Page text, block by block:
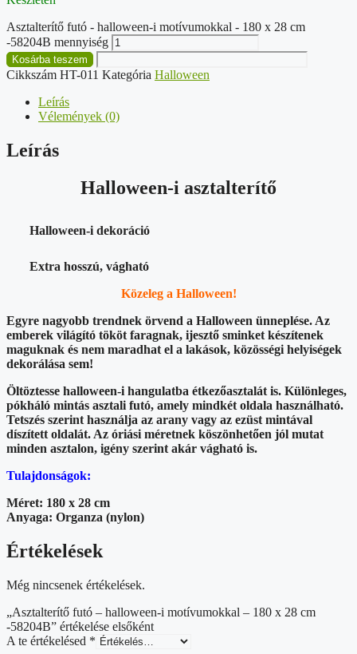
Asztalterítő futó - halloween-i motívumokkal - 180 x 28 cm
-58204B mennyiség
Kosárba teszem
Cikkszám HT-011 Kategória Halloween
Leírás
Vélemények (0)
Leírás
Halloween-i asztalterítő
Halloween-i dekoráció
Extra hosszú, vágható
Közeleg a Halloween!
Egyre nagyobb trendnek örvend a Halloween ünneplése. Az
emberek világító tököt faragnak, ijesztő sminket készítenek
maguknak és nem maradhat el a lakások, közösségi helyiségek
dekorálása sem!
Öltöztesse halloween-i hangulatba étkezőasztalát is. Különleges,
pókháló mintás asztali futó, amely mindkét oldala használható.
Tetszés szerint használja az arany vagy az ezüst mintával
díszített oldalát. Az óriási méretnek köszönhetően jól mutat
minden asztalon, igény szerint akár vágható is.
Tulajdonságok:
Méret: 180 x 28 cm
Anyaga: Organza (nylon)
Értékelések
Még nincsenek értékelések.
„Asztalterítő futó – halloween-i motívumokkal – 180 x 28 cm
-58204B” értékelése elsőként
A te értékelésed *